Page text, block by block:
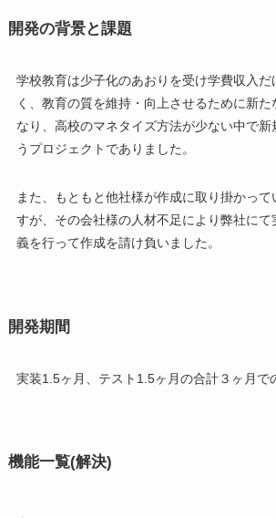
開発の背景と課題
学校教育は少子化のあおりを受け学費収入だ
く、教育の質を維持・向上させるために新た
なり、高校のマネタイズ方法が少ない中で
うプロジェクトでありました。
また、もともと他社様が作成に取り掛かっ
すが、その会社様の人材不足により弊社にて
義を行って作成を請け負いました。
開発期間
実装1.5ヶ月、テスト1.5ヶ月の合計３ヶ月で
機能一覧(解決)